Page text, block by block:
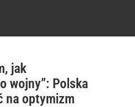
jak
wojny”: Polska
na optymizm